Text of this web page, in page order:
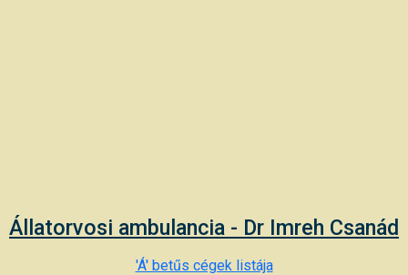
Állatorvosi ambulancia - Dr Imreh Csanád
'Á' betűs cégek listája